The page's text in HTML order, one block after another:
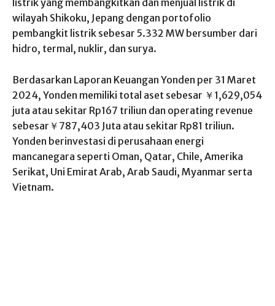
wilayah Shikoku, Jepang dengan portofolio
pembangkit listrik sebesar 5.332 MW bersumber dari
hidro, termal, nuklir, dan surya.
Berdasarkan Laporan Keuangan Yonden per 31 Maret
2024, Yonden memiliki total aset sebesar ￥1,629,054
juta atau sekitar Rp167 triliun dan operating revenue
sebesar￥787,403 Juta atau sekitar Rp81 triliun.
Yonden berinvestasi di perusahaan energi
mancanegara seperti Oman, Qatar, Chile, Amerika
Serikat, Uni Emirat Arab, Arab Saudi, Myanmar serta
Vietnam.